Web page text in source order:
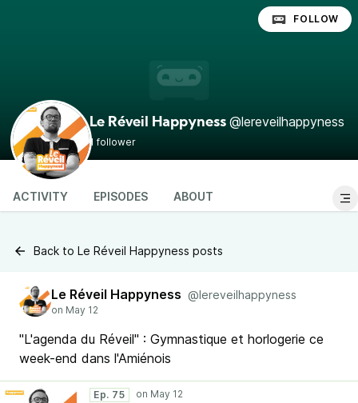
Le Réveil Happyness @lereveilhappyness
1 follower
FOLLOW
ACTIVITY EPISODES ABOUT
Back to Le Réveil Happyness posts
Le Réveil Happyness @lereveilhappyness
"L'agenda du Réveil" : Gymnastique et horlogerie ce
week-end dans l'Amiénois
Ep. 75